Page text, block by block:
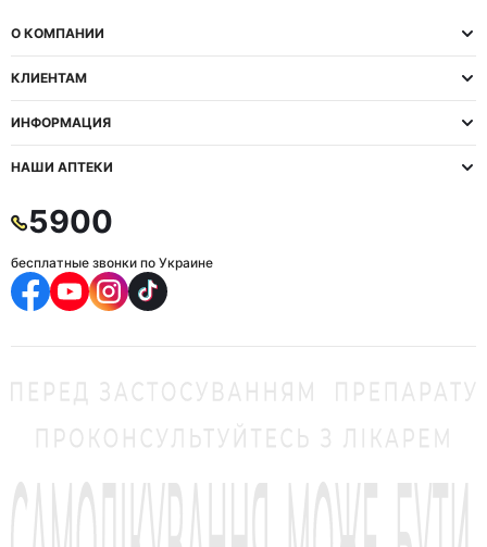
О КОМПАНИИ
КЛИЕНТАМ
ИНФОРМАЦИЯ
НАШИ АПТЕКИ
5900
бесплатные звонки по Украине